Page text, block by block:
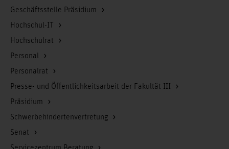
Geschäftsstelle Präsidium
Hochschul-IT
Hochschulrat
Personal
Personalrat
Presse- und Öffentlichkeitsarbeit der Fakultät III
Präsidium
Schwerbehindertenvertretung
Senat